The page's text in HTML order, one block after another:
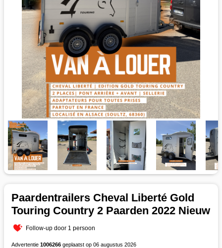
Paardentrailers Cheval Liberté Gold
Touring Country 2 Paarden 2022 Nieuw
Follow-up door 1 persoon
Advertentie 1006266 geplaatst op 06 augustus 2026